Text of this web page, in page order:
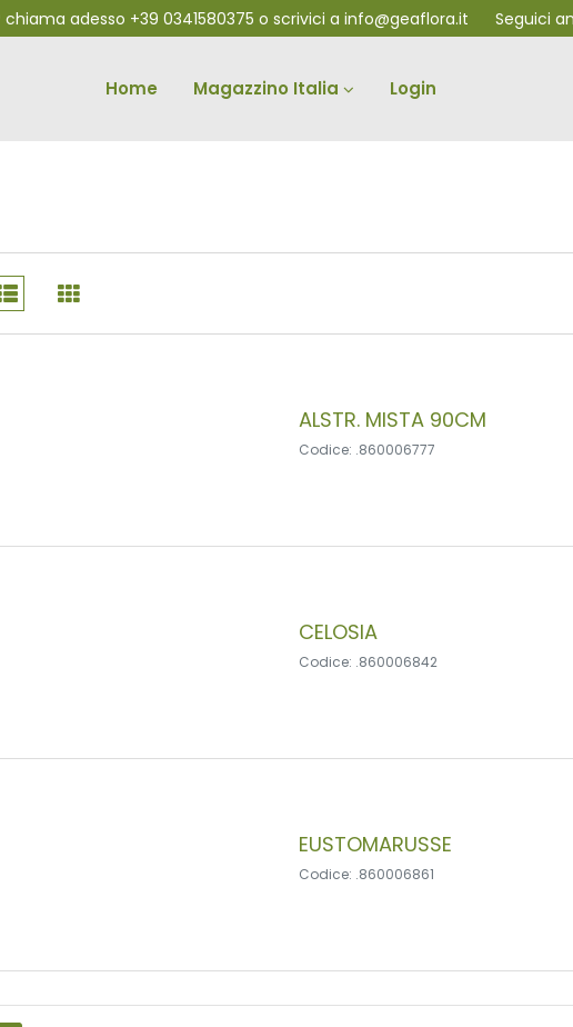
chiama adesso +39 0341580375 o scrivici a info@geaflora.it Seguici
Home Magazzino Italia Login
ALSTR. MISTA 90CM
Codice: .860006777
CELOSIA
Codice: .860006842
EUSTOMARUSSE
Codice: .860006861